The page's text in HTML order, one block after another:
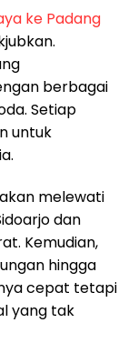
ke Padang
berbagai
Setiap
untuk
melewati
dan
Kemudian,
hingga
cepat tetapi
yang tak